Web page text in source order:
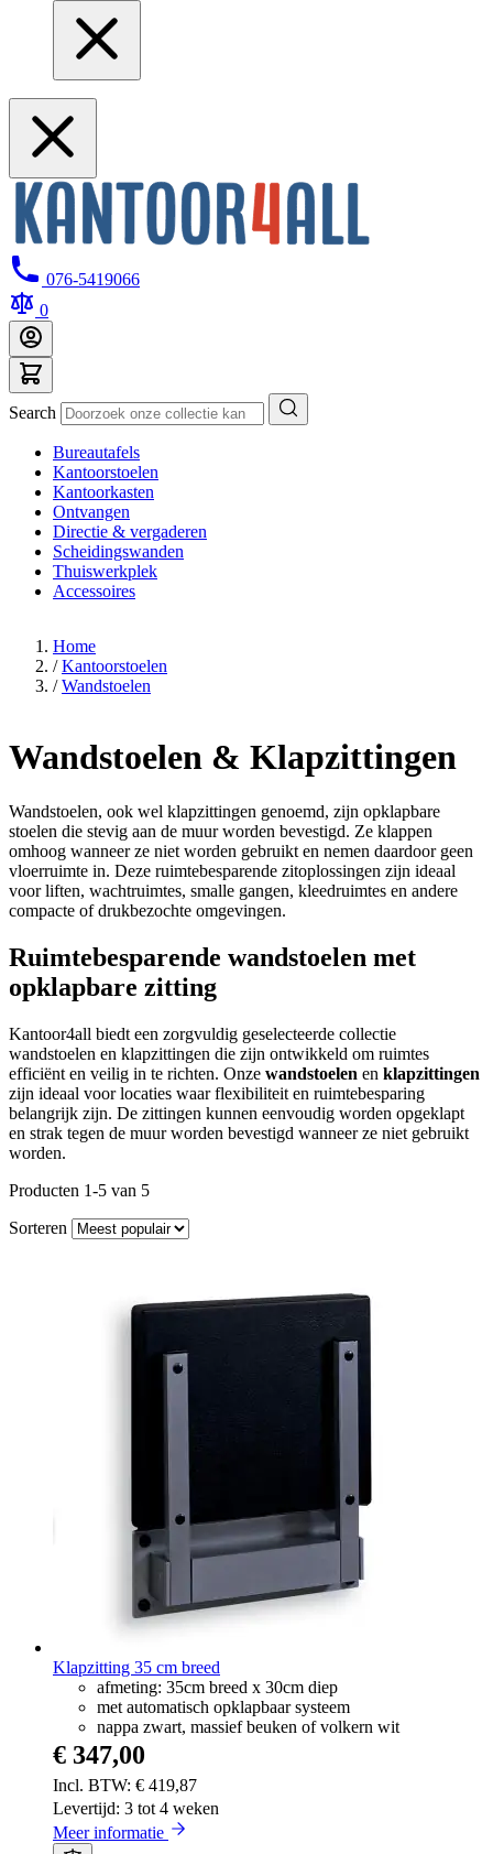
076-5419066
0
Search
Bureautafels
Kantoorstoelen
Kantoorkasten
Ontvangen
Directie & vergaderen
Scheidingswanden
Thuiswerkplek
Accessoires
Home
/ Kantoorstoelen
/ Wandstoelen
Wandstoelen & Klapzittingen
Wandstoelen, ook wel klapzittingen genoemd, zijn opklapbare
stoelen die stevig aan de muur worden bevestigd. Ze klappen
omhoog wanneer ze niet worden gebruikt en nemen daardoor geen
vloerruimte in. Deze ruimtebesparende zitoplossingen zijn ideaal
voor liften, wachtruimtes, smalle gangen, kleedruimtes en andere
compacte of drukbezochte omgevingen.
Ruimtebesparende wandstoelen met
opklapbare zitting
Kantoor4all biedt een zorgvuldig geselecteerde collectie
wandstoelen en klapzittingen die zijn ontwikkeld om ruimtes
efficiënt en veilig in te richten. Onze wandstoelen en klapzittingen
zijn ideaal voor locaties waar flexibiliteit en ruimtebesparing
belangrijk zijn. De zittingen kunnen eenvoudig worden opgeklapt
en strak tegen de muur worden bevestigd wanneer ze niet gebruikt
worden.
Producten 1-5 van 5
Sorteren
Klapzitting 35 cm breed
afmeting: 35cm breed x 30cm diep
met automatisch opklapbaar systeem
nappa zwart, massief beuken of volkern wit
€ 419,87
€ 347,00
Levertijd: 3 tot 4 weken
Meer informatie